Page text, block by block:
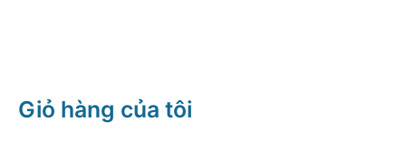
Giỏ hàng của tôi